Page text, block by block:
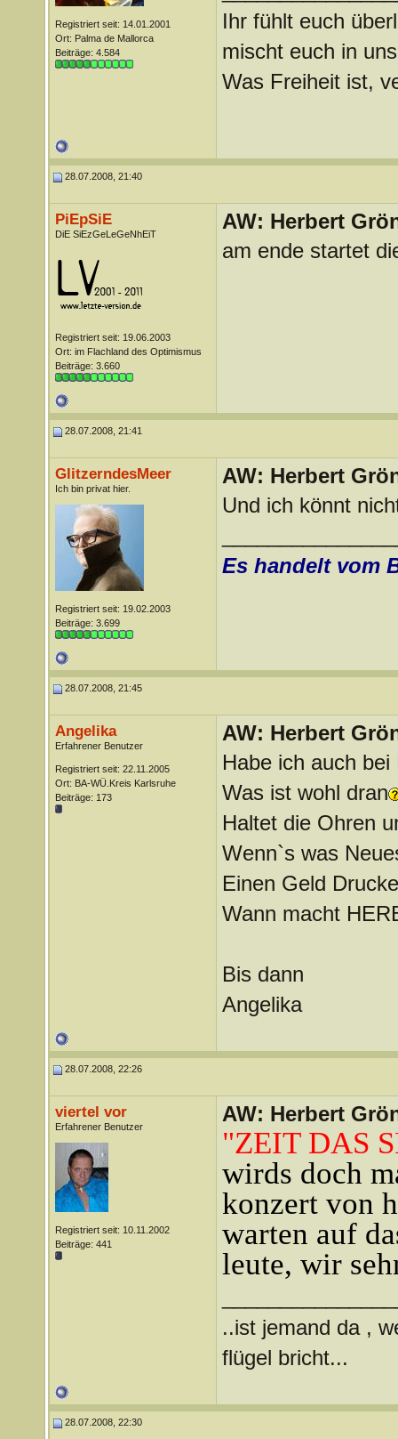
Registriert seit: 14.01.2001
Ort: Palma de Mallorca
Beiträge: 4.584
Ihr fühlt euch
mischt euch in
Was Freiheit ist,
28.07.2008, 21:40
PiEpSiE
DiE SiEzGeLeGeNhEiT
Registriert seit: 19.06.2003
Ort: im Flachland des Optimismus
Beiträge: 3.660
AW: Herbert
am ende startet
28.07.2008, 21:41
GlitzerndesMeer
Ich bin privat hier.
Registriert seit: 19.02.2003
Beiträge: 3.699
AW: Herbert
Und ich könnt
Es handelt vom
28.07.2008, 21:45
Angelika
Erfahrener Benutzer
Registriert seit: 22.11.2005
Ort: BA-WÜ.Kreis Karlsruhe
Beiträge: 173
AW: Herbert
Habe ich auch
Was ist wohl dran
Haltet die Ohren
Wenn`s was
Einen Geld
Wann macht
Bis dann
Angelika
28.07.2008, 22:26
viertel vor
Erfahrener Benutzer
Registriert seit: 10.11.2002
Beiträge: 441
AW: Herbert
"ZEIT DAS
wirds doch
konzert von
warten auf
leute, wir
..ist jemand da ,
flügel bricht...
28.07.2008, 22:30